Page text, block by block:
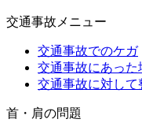
交通事故メニュー
交通事故でのケガ
交通事故にあった
交通事故に対し
首・肩の問題